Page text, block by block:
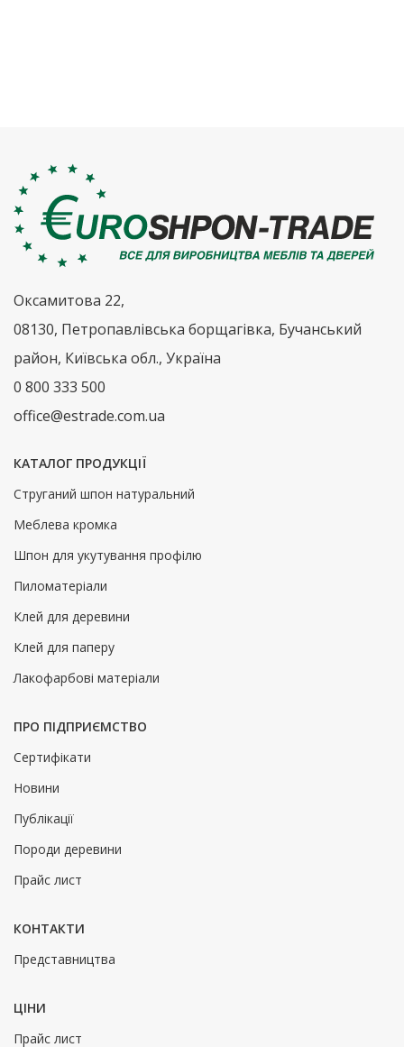
Оксамитова 22,
08130, Петропавлівська борщагівка, Бучанський
район, Київська обл., Україна
0 800 333 500
office@estrade.com.ua
КАТАЛОГ ПРОДУКЦІЇ
Струганий шпон натуральний
Меблева кромка
Шпон для укутування профілю
Пиломатеріали
Клей для деревини
Клей для паперу
Лакофарбові матеріали
ПРО ПІДПРИЄМСТВО
Сертифікати
Новини
Публікації
Породи деревини
Прайс лист
КОНТАКТИ
Представництва
ЦІНИ
Прайс лист